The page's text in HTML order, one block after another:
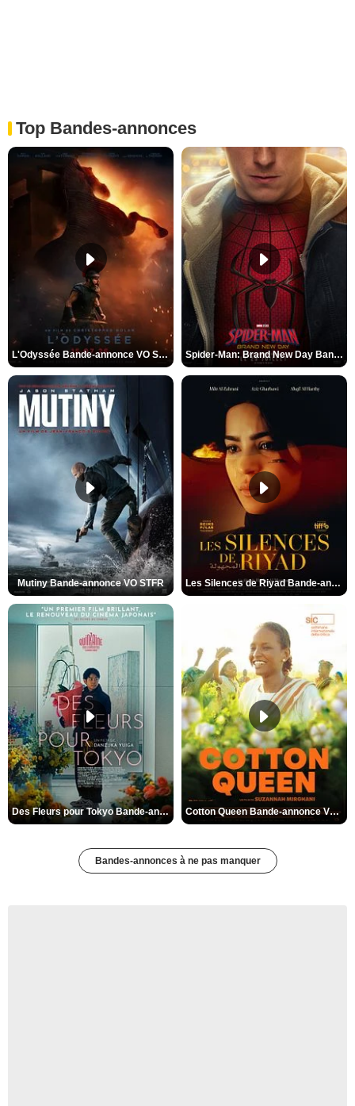
Top Bandes-annonces
L'Odyssée Bande-annonce VO STFR Spider-Man: Brand New Day Bande-annonce VO STFR
Mutiny Bande-annonce VO STFR Les Silences de Riyad Bande-annonce VO STFR
Des Fleurs pour Tokyo Bande-annonce VO STFR Cotton Queen Bande-annonce VO STFR
Bandes-annonces à ne pas manquer